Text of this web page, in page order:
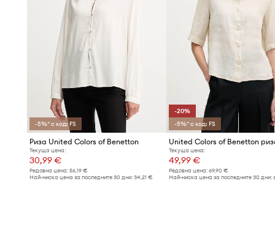
-5%* с код: FS
Риза United Colors of Benetton
Текуща цена:
30,99 €
Редовна цена: 56,19 €
Най-ниска цена за последните 30 дни: 34,21 €
-20%
-5%* с код: FS
Текуща цена:
49,99 €
Редовна цена:69,90 €
Най-ниска цена за последните 30 дни: